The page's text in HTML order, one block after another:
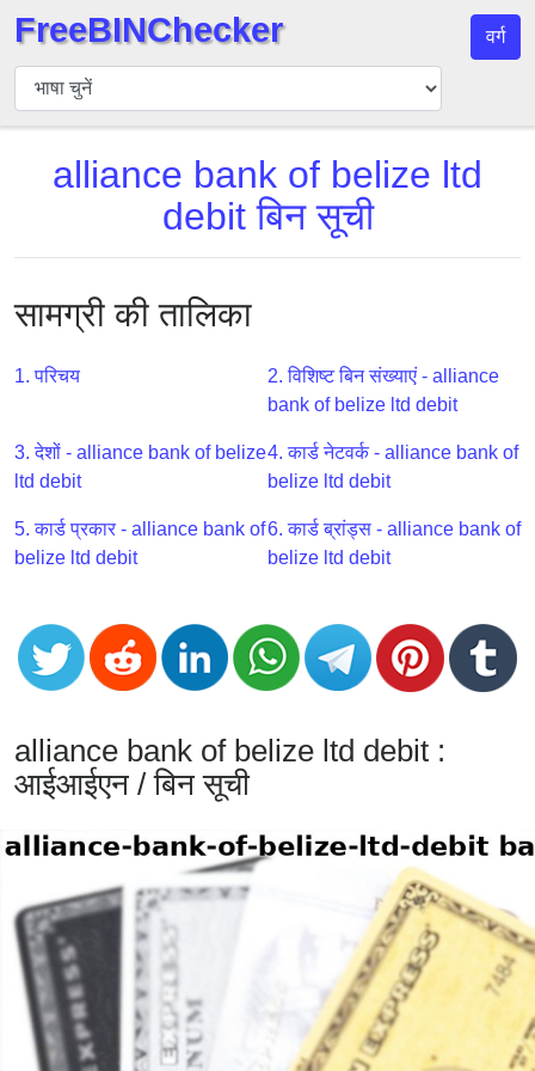
बिन
चेकर
खोजें
एपीआई
Generator
Checker
v2
CC
Generator
Banks
Credit
Validator
Credit
Generator
Random
Credit
Card
Generator
Generate
Credit
FreeBINChecker वर्ग
alliance bank of belize ltd
debit बिन सूची
सामग्री की तालिका
1. परिचय
2. विशिष्ट बिन संख्याएं - alliance
bank of belize ltd debit
3. देशों - alliance bank of belize
ltd debit
4. कार्ड नेटवर्क - alliance bank of
belize ltd debit
5. कार्ड प्रकार - alliance bank of
belize ltd debit
6. कार्ड ब्रांड्स - alliance bank of
belize ltd debit
alliance bank of belize ltd debit :
आईआईएन / बिन सूची